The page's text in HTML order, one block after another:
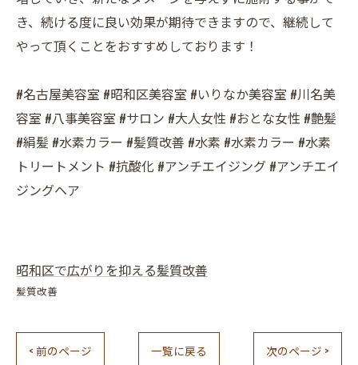
き、続ける度に良い効果が期待できますので、継続して
やって頂くことをおすすめしております！
#名古屋美容室 #昭和区美容室 #いりなか美容室 #川名美
容室 #八事美容室 #サロン #大人女性 #おとな女性 #艶髪
#絹髪 #水素カラー #髪質改善 #水素 #水素カラー #水素
トリートメント #抗酸化 #アンチエイジング #アンチエイ
ジングヘア
昭和区で広がりを抑える髪質改善
髪質改善
< 前のページ 一覧に戻る 次のページ >